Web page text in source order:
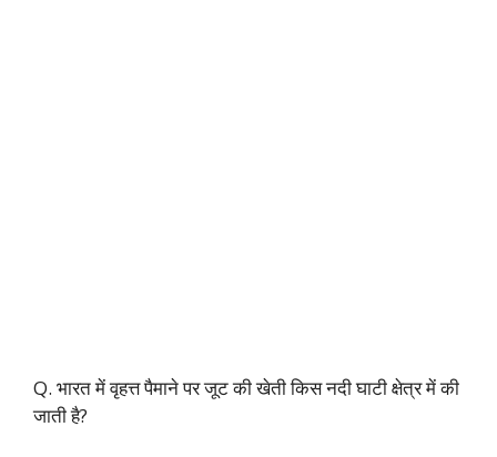
Q. भारत में वृहत्त पैमाने पर जूट की खेती किस नदी घाटी क्षेत्र में की
जाती है?